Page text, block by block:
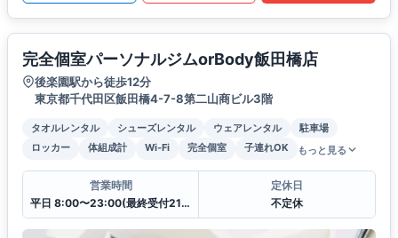
完全個室パーソナルジムorBody飯田橋店
後楽園駅から徒歩12分
東京都千代田区飯田橋4-7-8第二山商ビル3階
タオルレンタル シューズレンタル ウェアレンタル
駐車場
ロッカー
体組成計 Wi-Fi 完全個室 子連れOK もっと見る
営業時間
平日 8:00〜23:00(最終受付21:30)土日祝日8:00〜23:00(最終受付21:30)
定休日
不定休